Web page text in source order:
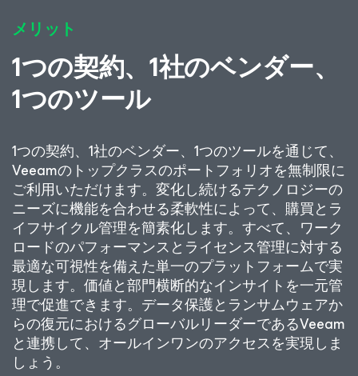
メリット
1つの契約、1社のベンダー、
1つのツール
1つの契約、1社のベンダー、1つのツールを通じて、
Veeamのトップクラスのポートフォリオを無制限に
ご利用いただけます。変化し続けるテクノロジーの
ニーズに機能を合わせる柔軟性によって、購買とラ
イフサイクル管理を簡素化します。すべて、ワーク
ロードのパフォーマンスとライセンス管理に対する
最適な可視性を備えた単一のプラットフォームで実
現します。価値と部門横断的なインサイトを一元管
理で促進できます。データ保護とランサムウェアか
らの復元におけるグローバルリーダーであるVeeam
と連携して、オールインワンのアクセスを実現しま
しょう。